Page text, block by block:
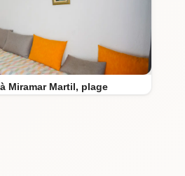
Miramar Martil, plage